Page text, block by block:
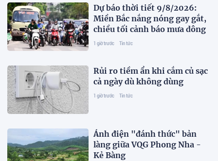
Dự báo thời tiết 9/8/2026:
Miền Bắc nắng nóng gay gắt,
chiều tối cảnh báo mưa dông
1 giờ trước Tin tức
Rủi ro tiềm ẩn khi cắm củ sạc
cả ngày dù không dùng
1 giờ trước Tin tức
Ánh điện "đánh thức" bản
làng giữa VQG Phong Nha -
Kẻ Bàng